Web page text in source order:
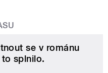
se v románu
to splnilo.